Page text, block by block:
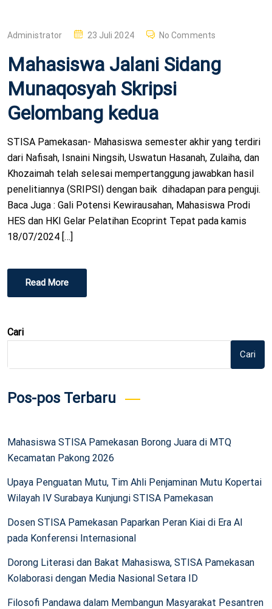
Administrator
P
S
E
D
N
23 Juli 2024 No Comments
Mahasiswa Jalani Sidang
Munaqosyah Skripsi
Gelombang kedua
STISA Pamekasan- Mahasiswa semester akhir yang terdiri
dari Nafisah, Isnaini Ningsih, Uswatun Hasanah, Zulaiha, dan
Khozaimah telah selesai mempertanggung jawabkan hasil
penelitiannya (SRIPSI) dengan baik dihadapan para penguji.
Baca Juga : Gali Potensi Kewirausahan, Mahasiswa Prodi
HES dan HKI Gelar Pelatihan Ecoprint Tepat pada kamis
18/07/2024 […]
Read More
Cari
Cari
Pos-pos Terbaru
Mahasiswa STISA Pamekasan Borong Juara di MTQ
Kecamatan Pakong 2026
Upaya Penguatan Mutu, Tim Ahli Penjaminan Mutu Kopertai
Wilayah IV Surabaya Kunjungi STISA Pamekasan
Dosen STISA Pamekasan Paparkan Peran Kiai di Era AI
pada Konferensi Internasional
Dorong Literasi dan Bakat Mahasiswa, STISA Pamekasan
Kolaborasi dengan Media Nasional Setara ID
Filosofi Pandawa dalam Membangun Masyarakat Pesantren